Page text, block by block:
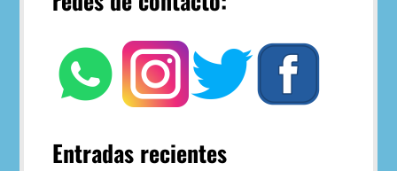
Entradas recientes